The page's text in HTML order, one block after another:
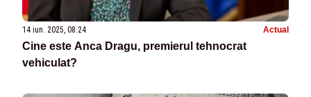
14 iun. 2025, 08:24 Actual
Cine este Anca Dragu, premierul tehnocrat
vehiculat?